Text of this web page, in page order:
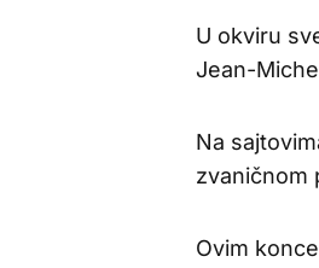
U okviru
Jean-
Na
zvaničnom
Ovim